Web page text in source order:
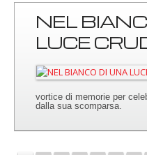
NEL
LUCE
vortice di memorie per
dalla sua scomparsa.